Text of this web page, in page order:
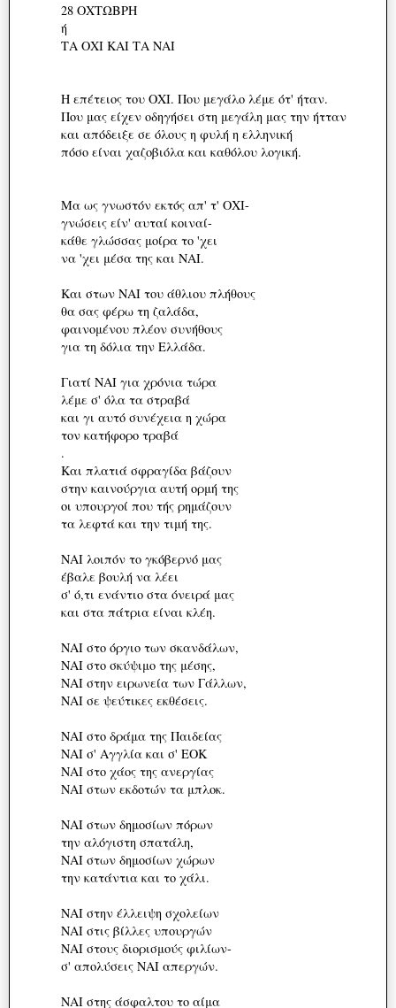
28 ΟΧΤΩΒΡΗ
ή
ΤΑ ΟΧΙ ΚΑΙ ΤΑ ΝΑΙ
Η επέτειος του ΟΧΙ. Που μεγάλο λέμε ότ' ήταν.
Που μας είχεν οδηγήσει στη μεγάλη μας την ήτταν
και απόδειξε σε όλους η φυλή η ελληνική
πόσο είναι χαζοβιόλα και καθόλου λογική.
Μα ως γνωστόν εκτός απ' τ' ΟΧΙ-
γνώσεις είν' αυταί κοιναί-
κάθε γλώσσας μοίρα το 'χει
να 'χει μέσα της και ΝΑΙ.
Και στων ΝΑΙ του άθλιου πλήθους
θα σας φέρω τη ζαλάδα,
φαινομένου πλέον συνήθους
για τη δόλια την Ελλάδα.
Γιατί ΝΑΙ για χρόνια τώρα
λέμε σ' όλα τα στραβά
και γι αυτό συνέχεια η χώρα
τον κατήφορο τραβά
.
Και πλατιά σφραγίδα βάζουν
στην καινούργια αυτή ορμή της
οι υπουργοί που τής ρημάζουν
τα λεφτά και την τιμή της.
ΝΑΙ λοιπόν το γκόβερνό μας
έβαλε βουλή να λέει
σ' ό,τι ενάντιο στα όνειρά μας
και στα πάτρια είναι κλέη.
ΝΑΙ στο όργιο των σκανδάλων,
ΝΑΙ στο σκύψιμο της μέσης,
ΝΑΙ στην ειρωνεία των Γάλλων,
ΝΑΙ σε ψεύτικες εκθέσεις.
ΝΑΙ στο δράμα της Παιδείας
ΝΑΙ σ' Αγγλία και σ' ΕΟΚ
ΝΑΙ στο χάος της ανεργίας
ΝΑΙ στων εκδοτών τα μπλοκ.
ΝΑΙ στων δημοσίων πόρων
την αλόγιστη σπατάλη,
ΝΑΙ στων δημοσίων χώρων
την κατάντια και το χάλι.
ΝΑΙ στην έλλειψη σχολείων
ΝΑΙ στις βίλλες υπουργών
ΝΑΙ στους διορισμούς φιλίων-
σ' απολύσεις ΝΑΙ απεργών.
ΝΑΙ στης άσφαλτου το αίμα